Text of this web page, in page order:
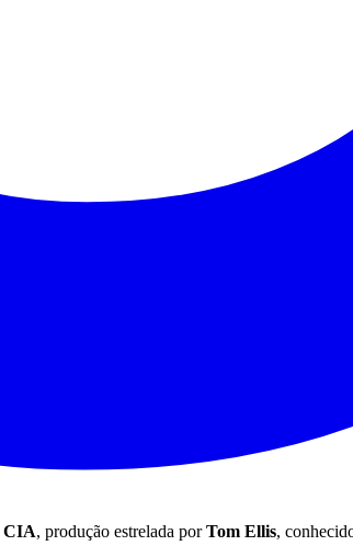
CIA, produção estrelada porTom Ellis,